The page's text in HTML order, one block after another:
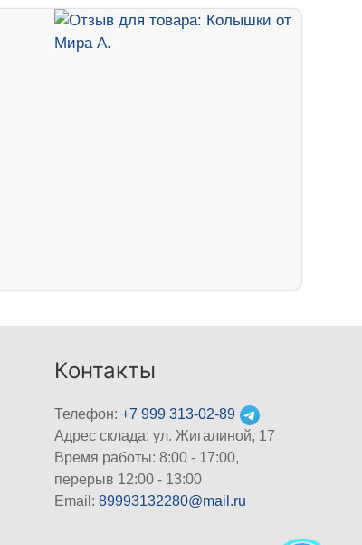
Контакты
Телефон:+7 999 313-02-89
Адрес склада: ул. Жигалиной, 17
Время работы: 8:00 - 17:00,
перерыв 12:00 - 13:00
Email:89993132280@mail.ru